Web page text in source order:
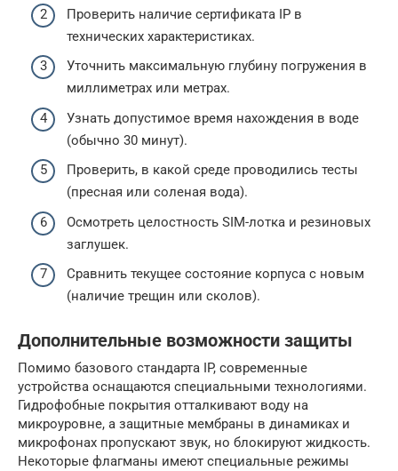
Проверить наличие сертификата IP в
технических характеристиках.
Уточнить максимальную глубину погружения в
миллиметрах или метрах.
Узнать допустимое время нахождения в воде
(обычно 30 минут).
Проверить, в какой среде проводились тесты
(пресная или соленая вода).
Осмотреть целостность SIM-лотка и резиновых
заглушек.
Сравнить текущее состояние корпуса с новым
(наличие трещин или сколов).
Дополнительные возможности защиты
Помимо базового стандарта IP, современные
устройства оснащаются специальными технологиями.
Гидрофобные покрытия отталкивают воду на
микроуровне, а защитные мембраны в динамиках и
микрофонах пропускают звук, но блокируют жидкость.
Некоторые флагманы имеют специальные режимы